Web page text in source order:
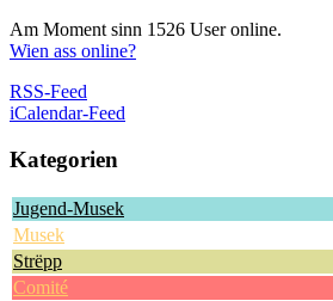
Am Moment sinn 1526 User online.
Wien ass online?
RSS-Feed
iCalendar-Feed
Kategorien
Jugend-Musek
Musek
Strëpp
Comité